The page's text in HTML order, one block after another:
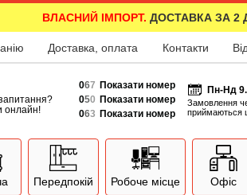
ВЛАСНИЙ ІМПОРТ. ДОСТАВКА ЗА 2
Доставка, оплата Контакти
онлайн!
067 Показати номер
050 Показати номер
063 Показати номер
Пн-Нд
Замовлення
приймаються
Передпокій Робоче місце Офіс